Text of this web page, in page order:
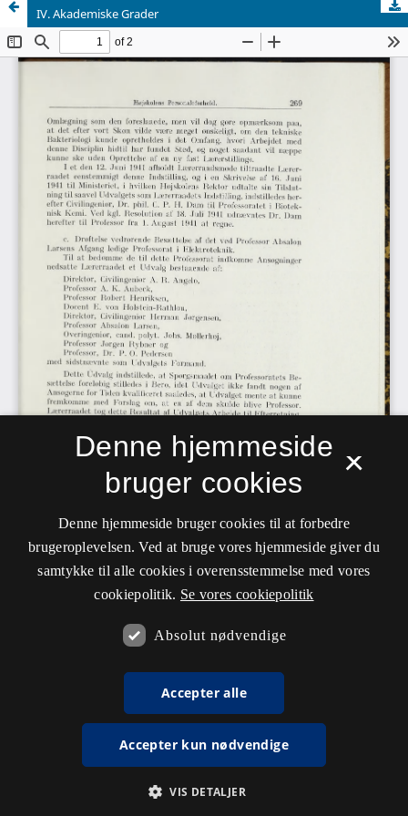
IV. Akademiske Grader
×
Denne hjemmeside
bruger cookies
Denne hjemmeside bruger cookies til at forbedre
brugeroplevelsen. Ved at bruge vores hjemmeside giver du
samtykke til alle cookies i overensstemmelse med vores
cookiepolitik. Se vores cookiepolitik
Absolut nødvendige
Accepter alle
Accepter kun nødvendige
VIS DETALJER